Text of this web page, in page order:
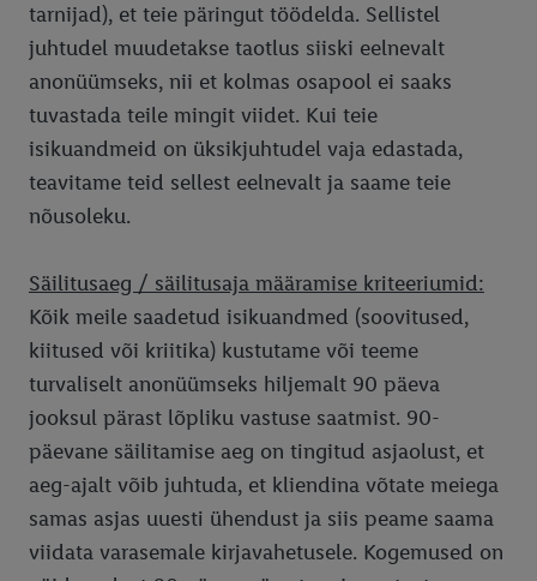
tarnijad), et teie päringut töödelda. Sellistel
juhtudel muudetakse taotlus siiski eelnevalt
anonüümseks, nii et kolmas osapool ei saaks
tuvastada teile mingit viidet. Kui teie
isikuandmeid on üksikjuhtudel vaja edastada,
teavitame teid sellest eelnevalt ja saame teie
nõusoleku.
Säilitusaeg / säilitusaja määramise kriteeriumid:
Kõik meile saadetud isikuandmed (soovitused,
kiitused või kriitika) kustutame või teeme
turvaliselt anonüümseks hiljemalt 90 päeva
jooksul pärast lõpliku vastuse saatmist. 90-
päevane säilitamise aeg on tingitud asjaolust, et
aeg-ajalt võib juhtuda, et kliendina võtate meiega
samas asjas uuesti ühendust ja siis peame saama
viidata varasemale kirjavahetusele. Kogemused on